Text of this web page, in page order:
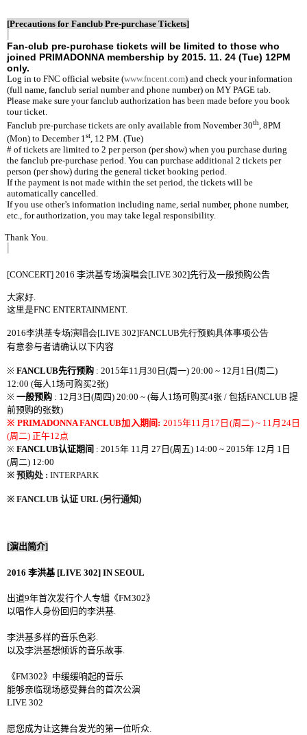
[Precautions for Fanclub Pre-purchase Tickets]
Fan-club pre-purchase tickets will be limited to those who
joined PRIMADONNA membership by 2015. 11. 24 (Tue) 12PM
only.
Log in to FNC official website (www.fncent.com) and check your information
(full name, fanclub serial number and phone number) on MY PAGE tab.
Please make sure your fanclub authorization has been made before you book
tour ticket.
Fanclub pre-purchase tickets are only available from November 30th , 8PM
(Mon) to December 1st, 12 PM. (Tue)
# of tickets are limited to 2 per person (per show) when you purchase during
the fanclub pre-purchase period. You can purchase additional 2 tickets per
person (per show) during the general ticket booking period.
If the payment is not made within the set period, the tickets will be
automatically cancelled.
If you use other’s information including name, serial number, phone number,
etc., for authorization, you may take legal responsibility.
Thank You.
[CONCERT] 2016 李洪基专场演唱会[LIVE 302]先行及一般预购公告
大家好.
这里是FNC ENTERTAINMENT.
2016李洪基专场演唱会[LIVE 302]FANCLUB先行预购具体事项公告
有意参与者请确认以下内容
※ FANCLUB先行预购 : 2015年11月 30 日 (周一) 20:00 ~ 12月 1 日 (周二)
12:00 (每人1场可购买2张)
※ 一般预购 : 12月 3 日 (周四) 20:00 ~ (每人1场可购买4张 / 包括FANCLUB 提
前预购的张数)
※ PRIMADONNAFANCLUB加入期间 : 2015年11 月 17 日 (周二) ~ 11月 24日
(周二) 正午12点
※ FANCLUB认证期间 : 2015年 11月 27 日 (周五) 14:00 ~ 2015年 12月 1 日
(周二) 12:00
※ 预购处 : INTERPARK
※ FANCLUB 认证 URL (另行通知)
[演出简介]
2016 李洪基 [LIVE 302] IN SEOUL
出道9年首次发行个人专辑《FM302》
以唱作人身份回归的李洪基.
李洪基多样的音乐色彩.
以及李洪基想倾诉的音乐故事.
《FM302》中缓缓响起的音乐
能够亲临现场感受舞台的首次公演
LIVE 302
愿您成为让这舞台发光的第一位听众.